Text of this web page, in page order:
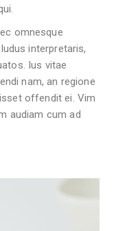
omnesque
interpretaris,
Ius vitae
nam, an regione
offendit ei. Vim
audiam cum ad